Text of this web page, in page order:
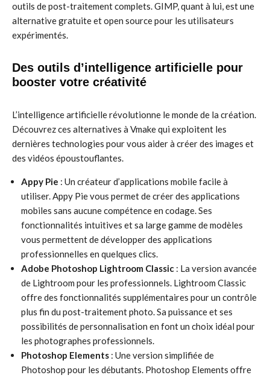
outils de post-traitement complets. GIMP, quant à lui, est une
alternative gratuite et open source pour les utilisateurs
expérimentés.
Des outils d’intelligence artificielle pour
booster votre créativité
L’intelligence artificielle révolutionne le monde de la création.
Découvrez ces alternatives à Vmake qui exploitent les
dernières technologies pour vous aider à créer des images et
des vidéos époustouflantes.
Appy Pie : Un créateur d’applications mobile facile à
utiliser. Appy Pie vous permet de créer des applications
mobiles sans aucune compétence en codage. Ses
fonctionnalités intuitives et sa large gamme de modèles
vous permettent de développer des applications
professionnelles en quelques clics.
Adobe Photoshop Lightroom Classic : La version avancée
de Lightroom pour les professionnels. Lightroom Classic
offre des fonctionnalités supplémentaires pour un contrôle
plus fin du post-traitement photo. Sa puissance et ses
possibilités de personnalisation en font un choix idéal pour
les photographes professionnels.
Photoshop Elements : Une version simplifiée de
Photoshop pour les débutants. Photoshop Elements offre